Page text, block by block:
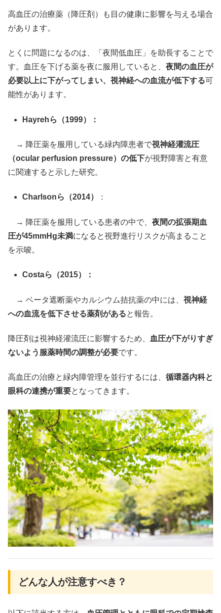
高血圧の治療薬（降圧剤）も目の健康に影響を与える場合
があります。
とくに問題になるのは、「夜間低血圧」を助長することで
す。血圧を下げる薬を夜に服用していると、 夜間の血圧が
必要以上に下がってしまい、視神経への血流が低下する可
能性があります。
Hayrehら（1999）：
→ 降圧薬を服用している緑内障患者で視神経灌流圧
（ocular perfusion pressure）の低下が視野障害と有意
に関連すると示した研究。
Charlsonら（2014） ：
→ 降圧薬を服用している患者の中で、 夜間の拡張期血
圧が45mmHg未満になると視野進行リスクが高まること
を示唆。
Costaら（2015）：
→ ベータ遮断薬やカルシウム拮抗薬の中には、 視神経
への血流を低下させる薬剤があると報告。
降圧剤は視神経灌流圧に影響するため、
血圧が下がりすぎ
ないよう服薬時間の調整が必要です。
高血圧の治療と緑内障管理を並行するには、 循環器内科と
眼科の連携が重要となってきます。
どんな人が注意すべき？